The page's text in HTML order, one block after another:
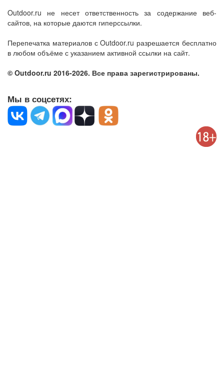
Outdoor.ru не несет ответственность за содержание веб-
сайтов, на которые даются гиперссылки.
Перепечатка материалов с Outdoor.ru разрешается бесплатно
в любом объёме с указанием активной ссылки на сайт.
© Outdoor.ru 2016-2026. Все права зарегистрированы.
Мы в соцсетях: